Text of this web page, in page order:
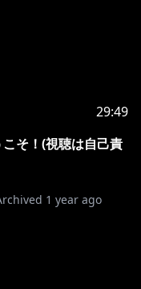
29:49
そ！(視聴は自己責
1 year ago